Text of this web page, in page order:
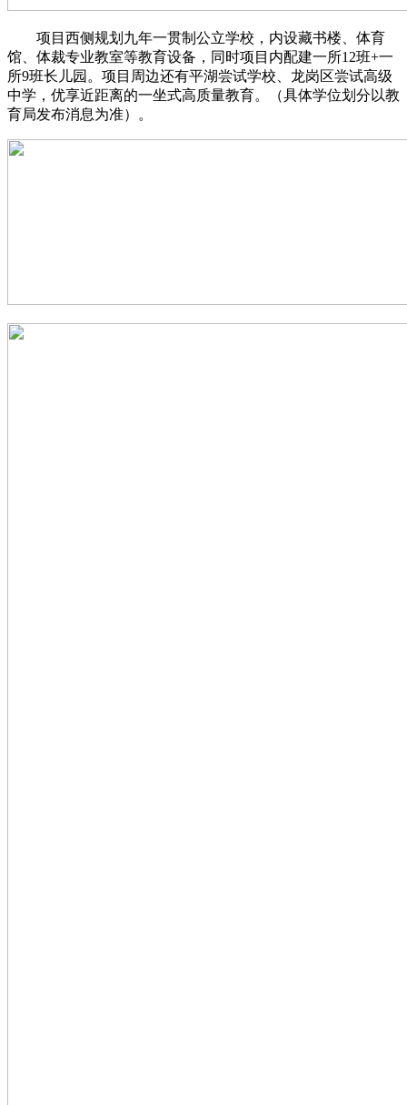
项目西侧规划九年一贯制公立学校，内设藏书楼、体育
馆、体裁专业教室等教育设备，同时项目内配建一所12班+一
所9班长儿园。项目周边还有平湖尝试学校、龙岗区尝试高级
中学，优享近距离的一坐式高质量教育。（具体学位划分以教
育局发布消息为准）。